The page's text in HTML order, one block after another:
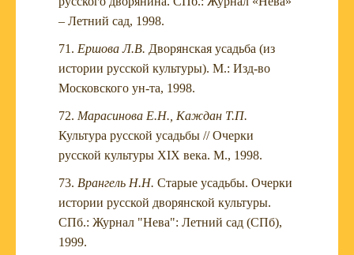
– Летний сад, 1998.
Ершова Л.В. Дворянская усадьба (из
истории русской культуры). М.: Изд-во
Московского ун-та, 1998.
Марасинова Е.Н., Каждан Т.П.
Культура русской усадьбы // Очерки
русской культуры XIX века. М., 1998.
Врангель Н.Н. Старые усадьбы. Очерки
истории русской дворянской культуры.
СПб.: Журнал "Нева": Летний сад (СПб),
1999.